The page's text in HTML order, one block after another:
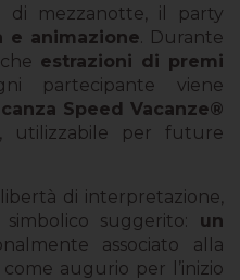
di mezzanotte, il party
e animazione. Durante
estrazioni di premi
partecipante viene
Speed Vacanze®
, utilizzabile per future
di interpretazione,
suggerito: un
associato alla
augurio per l’inizio